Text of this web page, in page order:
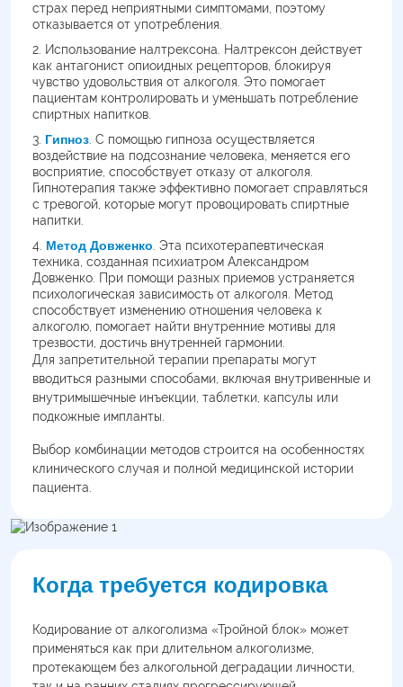
страх перед неприятными симптомами, поэтому
отказывается от употребления.
Использование налтрексона. Налтрексон действует
как антагонист опиоидных рецепторов, блокируя
чувство удовольствия от алкоголя. Это помогает
пациентам контролировать и уменьшать потребление
спиртных напитков.
Гипноз . С помощью гипноза осуществляется
воздействие на подсознание человека, меняется его
восприятие, способствует отказу от алкоголя.
Гипнотерапия также эффективно помогает справляться
с тревогой, которые могут провоцировать спиртные
напитки.
Метод Довженко . Эта психотерапевтическая
техника, созданная психиатром Александром
Довженко. При помощи разных приемов устраняется
психологическая зависимость от алкоголя. Метод
способствует изменению отношения человека к
алкоголю, помогает найти внутренние мотивы для
трезвости, достичь внутренней гармонии.
Для запретительной терапии препараты могут
вводиться разными способами, включая внутривенные и
внутримышечные инъекции, таблетки, капсулы или
подкожные импланты.
Выбор комбинации методов строится на особенностях
клинического случая и полной медицинской истории
пациента.
Когда требуется кодировка
Кодирование от алкоголизма «Тройной блок» может
применяться как при длительном алкоголизме,
протекающем без алкогольной деградации личности,